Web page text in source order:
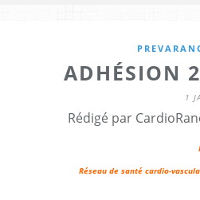
ADHÉSION
1
Rédigé par
Réseau de santé cardio-